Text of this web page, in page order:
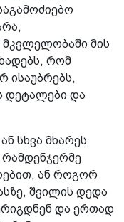
მის
რომ
ისაუბრებს,
დეტალები და
სხვა მხარეს
რამდენჯერმე
ან როგორ
შვილის დედა
და ერთად